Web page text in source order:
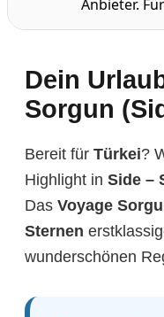
Anbieter.
Dein
Sorgun
Bereit für Türkei?
Highlight in Side –
Das Voyage
Sternen
wunderschönen